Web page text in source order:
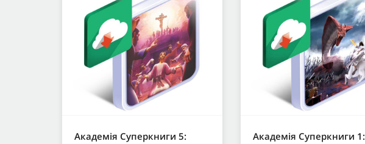
Академія Суперкниги 5:
Академія Суперкниги 1: